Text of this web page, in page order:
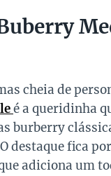
cheia de
é a queridinha
burberry
destaque fica
adiciona um